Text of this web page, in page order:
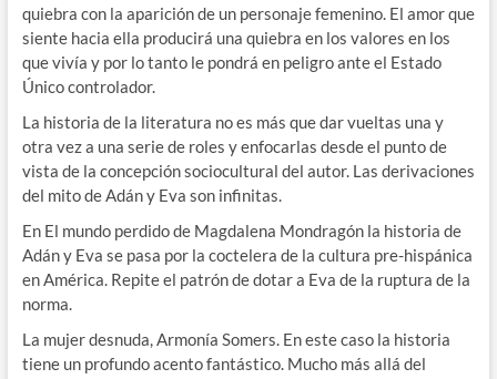
quiebra con la aparición de un personaje femenino. El amor que
siente hacia ella producirá una quiebra en los valores en los
que vivía y por lo tanto le pondrá en peligro ante el Estado
Único controlador.
La historia de la literatura no es más que dar vueltas una y
otra vez a una serie de roles y enfocarlas desde el punto de
vista de la concepción sociocultural del autor. Las derivaciones
del mito de Adán y Eva son infinitas.
En El mundo perdido de Magdalena Mondragón la historia de
Adán y Eva se pasa por la coctelera de la cultura pre-hispánica
en América. Repite el patrón de dotar a Eva de la ruptura de la
norma.
La mujer desnuda, Armonía Somers. En este caso la historia
tiene un profundo acento fantástico. Mucho más allá del